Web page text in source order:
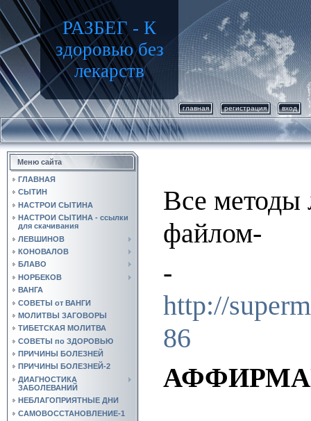
РАЗБЕГ - К
здоровью без
лекарств
главная регистрация вход
Меню сайта
ГЛАВНАЯ
СЫТИН
НАСТРОИ СЫТИНА
НАСТРОИ СЫТИНА - ссылки
для скачивания
ЛЕВШИНОВ
КОНОВАЛОВ
БЛАВО
НОРБЕКОВ
ВАНГА
СОВЕТЫ от ВАНГИ
МОЛИТВЫ ЗАГОВОРЫ
ТИБЕТСКАЯ МОЛИТВА
СОВЕТЫ по ЗДОРОВЬЮ
ПРИЧИНЫ БОЛЕЗНЕЙ
ПРИЧИНЫ БОЛЕЗНЕЙ-2
ДИАГНОСТИКА
ЗАБОЛЕВАНИЙ
НЕБЛАГОПРИЯТНЫЕ ДНИ
САМОВОССТАНОВЛЕНИЕ-1
Все методы
файлом-
-
http://
86